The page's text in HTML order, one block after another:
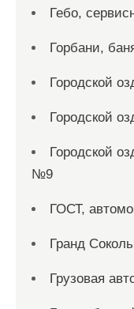
Гебо,
Горбани,
Городской
Городской
Городской
№9
ГОСТ,
Гранд
Грузовая